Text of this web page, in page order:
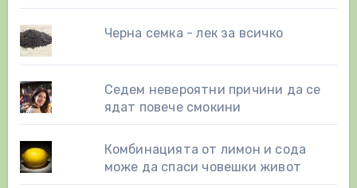
Черна семка - лек за всичко
Седем невероятни причини да се
ядат повече смокини
Комбинацията от лимон и сода
може да спаси човешки живот